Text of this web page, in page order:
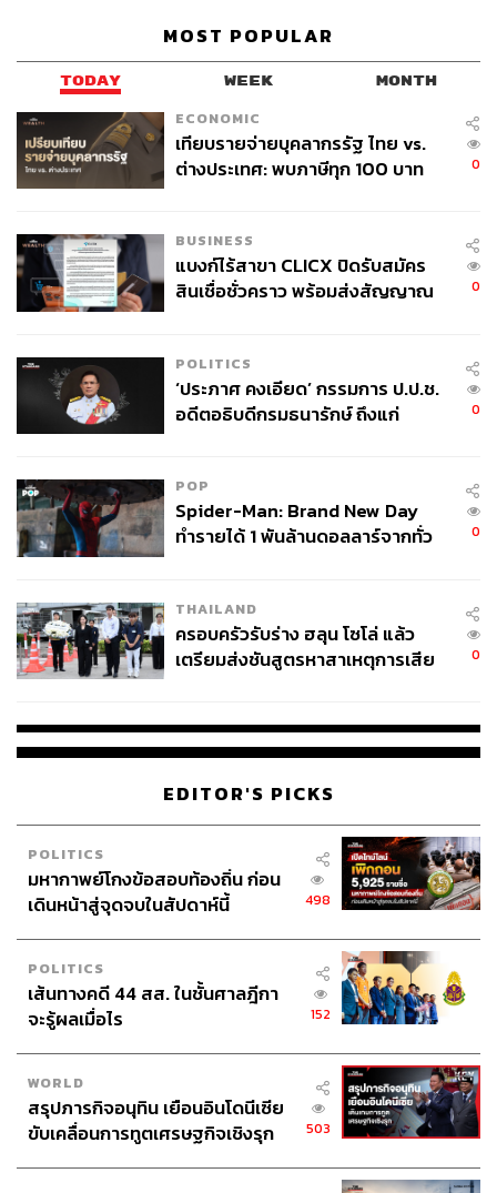
MOST POPULAR
TODAY WEEK MONTH
ECONOMIC
เทียบรายจ่ายบุคลากรรัฐ ไทย vs.
ต่างประเทศ: พบภาษีทุก 100 บาท
0
BUSINESS
แบงก์ไร้สาขา CLICX ปิดรับสมัคร
สินเชื่อชั่วคราว พร้อมส่งสัญญาณ
0
POLITICS
‘ประภาศ คงเอียด’ กรรมการ ป.ป.ช.
อดีตอธิบดีกรมธนารักษ์ ถึงแก่
0
POP
Spider-Man: Brand New Day
ทำรายได้ 1 พันล้านดอลลาร์จากทั่ว
0
THAILAND
ครอบครัวรับร่าง ฮลุน โซโล่ แล้ว
เตรียมส่งชันสูตรหาสาเหตุการเสีย
0
EDITOR'S PICKS
POLITICS
มหากาพย์โกงข้อสอบท้องถิ่น ก่อน
เดินหน้าสู่จุดจบในสัปดาห์นี้
498
POLITICS
เส้นทางคดี 44 สส. ในชั้นศาลฎีกา
จะรู้ผลเมื่อไร
152
WORLD
สรุปภารกิจอนุทิน เยือนอินโดนีเซีย
ขับเคลื่อนการทูตเศรษฐกิจเชิงรุก
503